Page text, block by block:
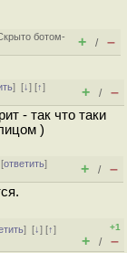
ботом-
+ / –
][↓] [↑]
+ / –
- так что таки
)
ответить]
+ / –
][↓] [↑]
+1
+ / –